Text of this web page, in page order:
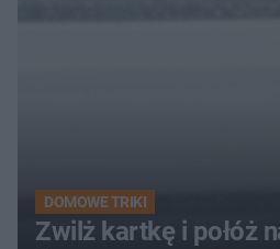
DOMOWE TRIKI
Zwilż kartkę i połóż